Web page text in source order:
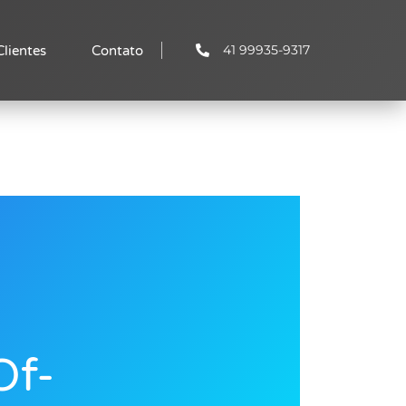
Contato 41 99935-9317